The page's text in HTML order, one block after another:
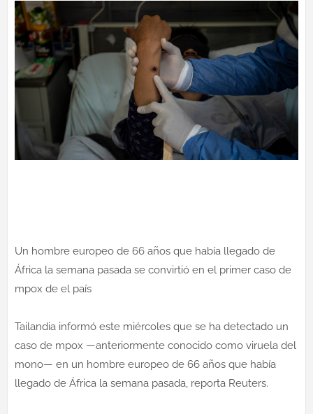
Un hombre europeo de 66 años que había llegado de
África la semana pasada se convirtió en el primer caso de
mpox de el país
Tailandia informó este miércoles que se ha detectado un
caso de mpox —anteriormente conocido como viruela del
mono— en un hombre europeo de 66 años que había
llegado de África la semana pasada, reporta Reuters.